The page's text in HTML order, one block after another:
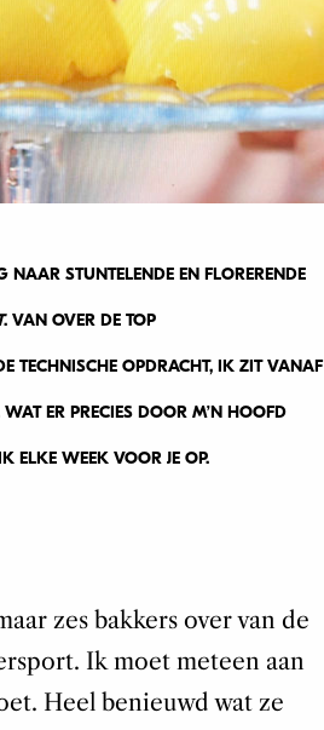
STUNTELENDE EN FLORERENDE
. VAN OVER DE TOP
TECHNISCHE OPDRACHT, IK ZIT VANAF
ER PRECIES DOOR M’N HOOFD
ELKE WEEK VOOR JE OP.
zes bakkers over van de
Ik moet meteen aan
Heel benieuwd wat ze